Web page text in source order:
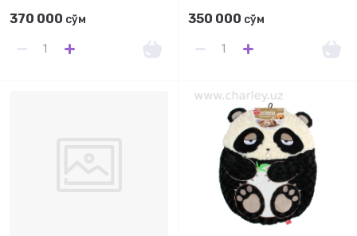
370 000 сўм 350 000 сўм